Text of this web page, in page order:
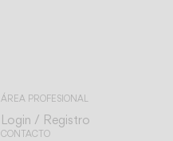
ÁREA PROFESIONAL
Login / Registro
CONTACTO